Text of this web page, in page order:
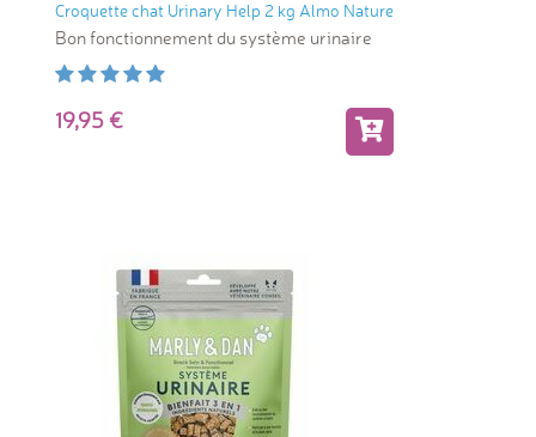
Croquette chat Urinary Help 2 kg Almo Nature
Bon fonctionnement du système urinaire
19,95